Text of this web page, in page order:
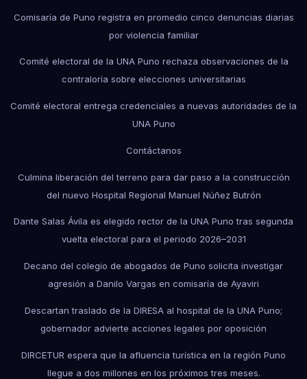
Comisaría de Puno registra en promedio cinco denuncias diarias
por violencia familiar
Comité electoral de la UNA Puno rechaza observaciones de la
contraloría sobre elecciones universitarias
Comité electoral entrega credenciales a nuevas autoridades de la
UNA Puno
Contáctanos
Culmina liberación del terreno para dar paso a la construcción
del nuevo Hospital Regional Manuel Núñez Butrón
Dante Salas Ávila es elegido rector de la UNA Puno tras segunda
vuelta electoral para el periodo 2026–2031
Decano del colegio de abogados de Puno solicita investigar
agresión a Danilo Vargas en comisaría de Ayaviri
Descartan traslado de la DIRESA al hospital de la UNA Puno;
gobernador advierte acciones legales por oposición
DIRCETUR espera que la afluencia turística en la región Puno
llegue a dos millones en los próximos tres meses.